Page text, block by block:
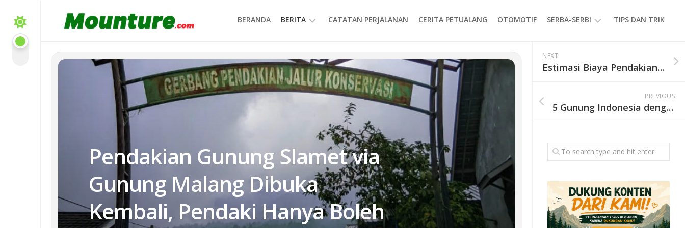
content
BERANDA BERITA CATATAN PERJALANAN CERITA PETUALANG OTOMOTIF SERBA-SERBI
EVENT
GAYA
TIPS DAN TRIK
Pendakian Gunung Slamet via
Gunung Malang Dibuka
Kembali, Pendaki Hanya Boleh
NEXT
Estimasi Biaya Pendakian Gunung Sumbing via Banaran, Registrasi hingga Porter
PREVIOUS
5 Gunung Indonesia dengan Trek Tersulit, Hanya Cocok untuk Pendaki Berpengalaman